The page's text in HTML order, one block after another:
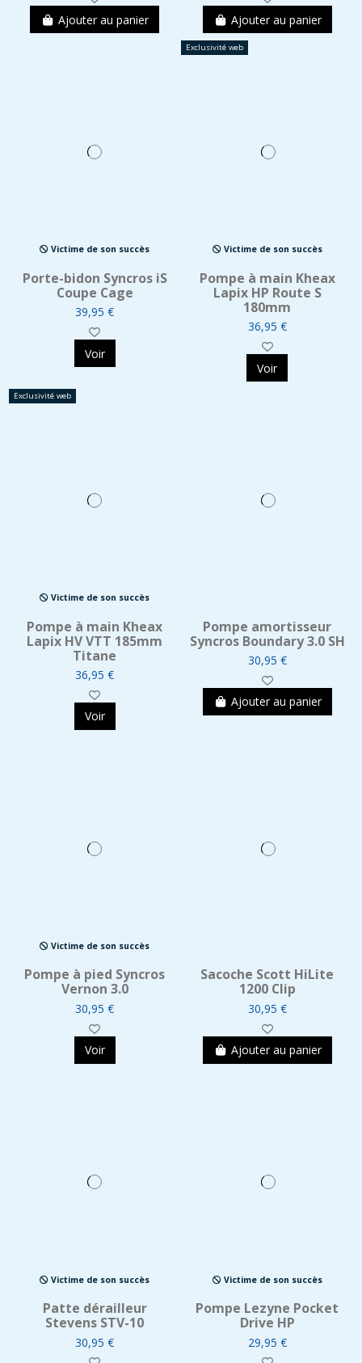
Ajouter au panier Ajouter au panier
Victime de son succès
Porte-bidon Syncros iS
Coupe Cage
39,95 €
Voir
Exclusivité web
Victime de son succès
Pompe à main Kheax
Lapix HP Route S
180mm
36,95 €
Voir
Exclusivité web
Victime de son succès
Pompe à main Kheax
Lapix HV VTT 185mm
Titane
36,95 €
Voir
Pompe amortisseur
Syncros Boundary 3.0 SH
30,95 €
Ajouter au panier
Victime de son succès
Pompe à pied Syncros
Vernon 3.0
30,95 €
Voir
Sacoche Scott HiLite
1200 Clip
30,95 €
Ajouter au panier
Victime de son succès
Patte dérailleur
Stevens STV-10
30,95 €
Victime de son succès
Pompe Lezyne Pocket
Drive HP
29,95 €